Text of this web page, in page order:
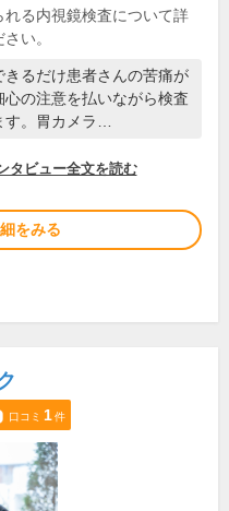
れる内視鏡検査について詳
い。
きるだけ患者さんの苦痛が
心の注意を払いながら検査
す。胃カメラ…
タビュー全文を読む
をみる
口コミ 1件